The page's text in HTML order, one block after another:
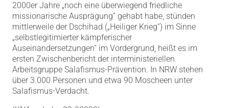
2000er Jahre „noch eine überwiegend friedliche
missionarische Ausprägung“ gehabt habe, stünden
mittlerweile der Dschihad („Heiliger Krieg“) im Sinne
„selbstlegitimierter kämpferischer
Auseinandersetzungen“ im Vordergrund, heißt es im
ersten Zwischenbericht der interministeriellen
Arbeitsgruppe Salafismus-Prävention. In NRW stehen
über 3.000 Personen und etwa 90 Moscheen unter
Salafismus-Verdacht.